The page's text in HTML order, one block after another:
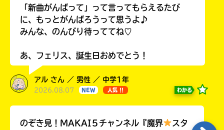
「新曲がんばって」って言ってもらえるたび
に、もっとがんばろうって思うよ♪
みんな、のんびり待っててね♡
あ、フェリス、誕生日おめでとう！
アル さん ／ 男性 ／ 中学1年
2026.08.07 NEW 人気 !! わかる
のぞき見！MAKAI５チャンネル『魔界
スタ